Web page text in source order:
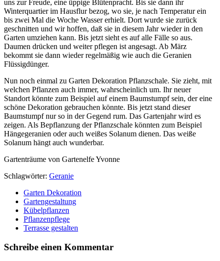
uns zur Freude, eine üppige Blütenpracht. Bis sie dann ihr
Winterquartier im Hausflur bezog, wo sie, je nach Temperatur ein
bis zwei Mal die Woche Wasser erhielt. Dort wurde sie zurück
geschnitten und wir hoffen, daß sie in diesem Jahr wieder in den
Garten umziehen kann. Bis jetzt sieht es auf alle Fälle so aus.
Daumen drücken und weiter pflegen ist angesagt. Ab März
bekommt sie dann wieder regelmäßig wie auch die Geranien
Flüssigdünger.
Nun noch einmal zu Garten Dekoration Pflanzschale. Sie zieht, mit
welchen Pflanzen auch immer, wahrscheinlich um. Ihr neuer
Standort könnte zum Beispiel auf einem Baumstumpf sein, der eine
schöne Dekoration gebrauchen könnte. Bis jetzt stand dieser
Baumstumpf nur so in der Gegend rum. Das Gartenjahr wird es
zeigen. Als Bepflanzung der Pflanzschale könnten zum Beispiel
Hängegeranien oder auch weißes Solanum dienen. Das weiße
Solanum hängt auch wunderbar.
Gartenträume von Gartenelfe Yvonne
Schlagwörter: Geranie
Garten Dekoration
Gartengestaltung
Kübelpflanzen
Pflanzenpflege
Terrasse gestalten
Schreibe einen Kommentar